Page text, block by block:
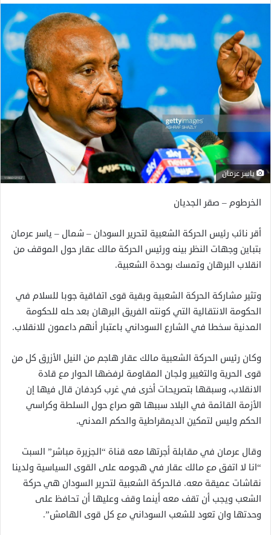
ياسر عرمان
الخرطوم – صقر الجديان
أقر نائب رئيس الحركة الشعبية لتحرير السودان – شمال – ياسر عرمان
بتباين وجهات النظر بينه ورئيس الحركة مالك عقار حول الموقف من
انقلاب البرهان وتمسك بوحدة الشعبية.
وتثير مشاركة الحركة الشعبية وبقية قوى اتفاقية جوبا للسلام في
الحكومة الانتقالية التي كونته الفريق البرهان بعد حله للحكومة
المدنية سخطا في الشارع السوداني باعتبار أنهم داعمون للانقلاب.
وكان رئيس الحركة الشعبية مالك عقار هاجم من النيل الأزرق كل من
قوى الحرية والتغيير ولجان المقاومة لرفضها الحوار مع قادة
الانقلاب، وسبقها بتصريحات أخرى في غرب كردفان قال فيها إن
الأزمة القائمة في البلاد سببها هو صراع حول السلطة وكراسي
الحكم وليس لتمكين الديمقراطية والحكم المدني.
وقال عرمان في مقابلة أجرتها معه قناة “الجزيرة مباشر” السبت
“انا لا اتفق مع مالك عقار في هجومه على القوى السياسية ولدينا
نقاشات عميقة معه. فالحركة الشعبية لتحرير السودان هي حركة
الشعب ويجب أن تقف معه أينما وقف وعليها أن تحافظ على
وحدتها وان تعود للشعب السوداني مع كل قوى الهامش”.